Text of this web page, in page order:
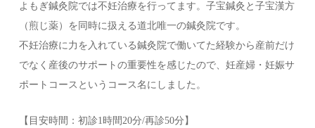
よもぎ鍼灸院では不妊治療を行ってます。子宝鍼灸と子宝漢方
（煎じ薬）を同時に扱える道北唯一の鍼灸院です。
不妊治療に力を入れている鍼灸院で働いてた経験から産前だけ
でなく産後のサポートの重要性を感じたので、妊産婦・妊娠サ
ポートコースというコース名にしました。
【目安時間：初診1時間20分/再診50分】